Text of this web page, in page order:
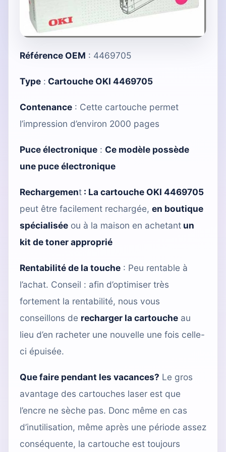
Référence OEM : 4469705
Type : Cartouche OKI 4469705
Contenance : Cette cartouche permet
l’impression d’environ 2000 pages
Puce électronique : Ce modèle possède
une puce électronique
Rechargement : La cartouche OKI 4469705
peut être facilement rechargée, en boutique
spécialisée ou à la maison en achetant un
kit de toner approprié
Rentabilité de la touche : Peu rentable à
l’achat. Conseil : afin d’optimiser très
fortement la rentabilité, nous vous
conseillons de recharger la cartouche au
lieu d’en racheter une nouvelle une fois celle-
ci épuisée.
Que faire pendant les vacances? Le gros
avantage des cartouches laser est que
l’encre ne sèche pas. Donc même en cas
d’inutilisation, même après une période assez
conséquente, la cartouche est toujours